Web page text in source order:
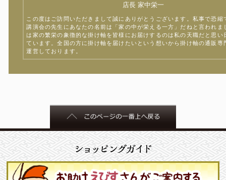
店長 家中栄一
この度はご訪問いただきまして誠にありがとうございます。私事で恐縮
講演会の先生にあなたの名前は「家の中が栄える一方」だねと言われま
は家の繁栄の象徴的な掛け軸を皆様にお届けするのは私の天職だと思い
ています。全国の方に掛け軸を届けたいという想いから掛け軸の通販専
運営しております。